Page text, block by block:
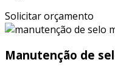
Solicitar orçamento
Manutenção de